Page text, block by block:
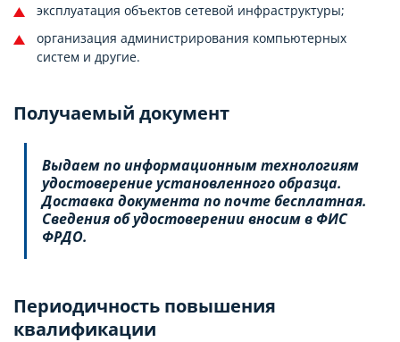
эксплуатация объектов сетевой инфраструктуры;
организация администрирования компьютерных
систем и другие.
Получаемый документ
Выдаем по информационным технологиям
удостоверение установленного образца.
Доставка документа по почте бесплатная.
Сведения об удостоверении вносим в ФИС
ФРДО.
Периодичность повышения
квалификации